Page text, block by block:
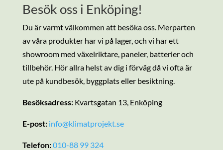
e
u
M
d
d
e
a
e
Besök oss i Enköping!
Du är varmt välkommen att besöka oss. Merparten
av våra produkter har vi på lager, och vi har ett
showroom med växelriktare, paneler, batterier och
tillbehör. Hör allra helst av dig i förväg då vi ofta är
ute på kundbesök, byggplats eller besiktning.
Besöksadress: Kvartsgatan 13, Enköping
E-post: info@klimatprojekt.se
Telefon:010-88 99 324